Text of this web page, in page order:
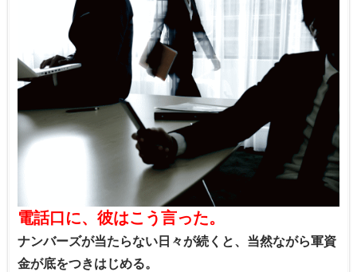
電話口に、彼はこう言った。
ナンバーズが当たらない日々が続くと、当然ながら軍資
金が底をつきはじめる。